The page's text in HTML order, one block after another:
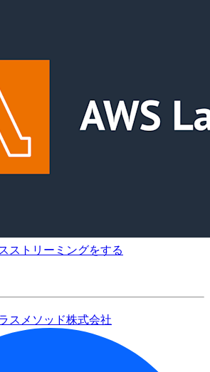
ストリーミングをする
スメソッド株式会社